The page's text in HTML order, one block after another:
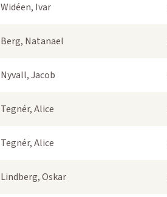
Widéen, Ivar
Berg, Natanael
Nyvall, Jacob
Tegnér, Alice
Tegnér, Alice
Lindberg, Oskar